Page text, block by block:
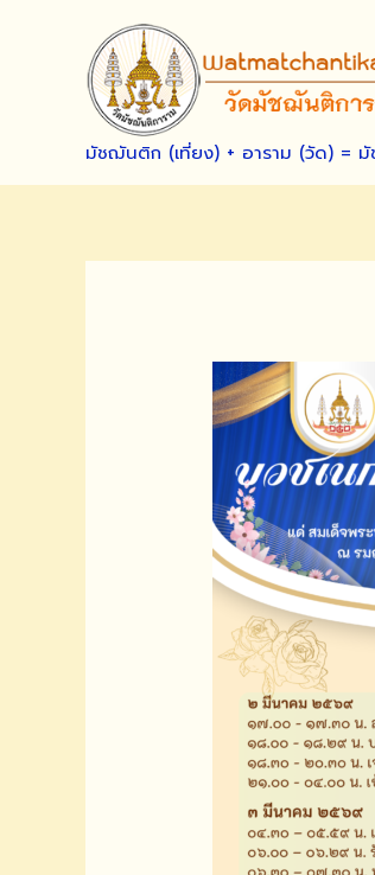
มัชฌันติก (เที่ยง) + อาราม (วัด) = มั